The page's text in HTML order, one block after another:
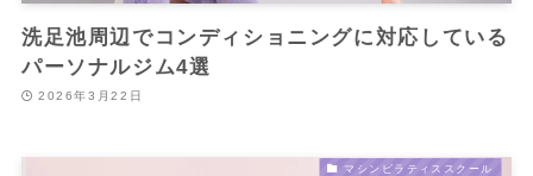
洗足池周辺でコンディショニングに対応している
パーソナルジム4選
2026年3月22日
マシンピラティススクール